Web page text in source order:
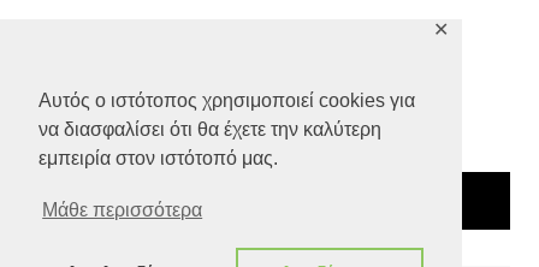
Αυτός ο ιστότοπος χρησιμοποιεί cookies για
να διασφαλίσει ότι θα έχετε την καλύτερη
εμπειρία στον ιστότοπό μας.
Μάθε περισσότερα
✕